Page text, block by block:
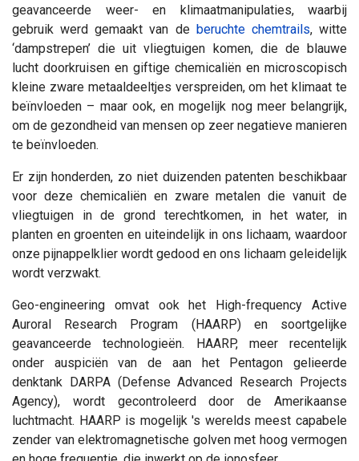
geavanceerde weer- en klimaatmanipulaties, waarbij
gebruik werd gemaakt van de beruchte chemtrails, witte
‘dampstrepen’ die uit vliegtuigen komen, die de blauwe
lucht doorkruisen en giftige chemicaliën en microscopisch
kleine zware metaaldeeltjes verspreiden, om het klimaat te
beïnvloeden – maar ook, en mogelijk nog meer belangrijk,
om de gezondheid van mensen op zeer negatieve manieren
te beïnvloeden.
Er zijn honderden, zo niet duizenden patenten beschikbaar
voor deze chemicaliën en zware metalen die vanuit de
vliegtuigen in de grond terechtkomen, in het water, in
planten en groenten en uiteindelijk in ons lichaam, waardoor
onze pijnappelklier wordt gedood en ons lichaam geleidelijk
wordt verzwakt.
Geo-engineering omvat ook het High-frequency Active
Auroral Research Program (HAARP) en soortgelijke
geavanceerde technologieën. HAARP, meer recentelijk
onder auspiciën van de aan het Pentagon gelieerde
denktank DARPA (Defense Advanced Research Projects
Agency), wordt gecontroleerd door de Amerikaanse
luchtmacht. HAARP is mogelijk 's werelds meest capabele
zender van elektromagnetische golven met hoog vermogen